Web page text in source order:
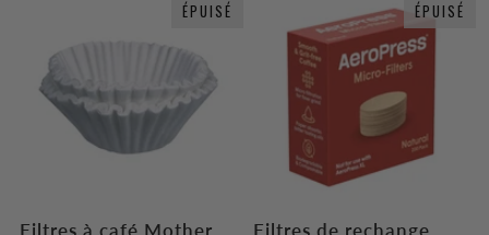
ÉPUISÉ
Filtres à café Mother
ÉPUISÉ
Filtres de rechange